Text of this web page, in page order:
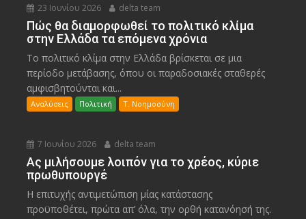
23 Ιουνίου 2026 delta team
Πώς θα διαμορφωθεί το πολιτικό κλίμα
στην Ελλάδα τα επόμενα χρόνια
Το πολιτικό κλίμα στην Ελλάδα βρίσκεται σε μια
περίοδο μετάβασης, όπου οι παραδοσιακές σταθερές
αμφισβητούνται και...
Αναλύσεις Πολιτική Τ. Νοημοσύνη
7 Ιουνίου 2026 delta team
Ας μιλήσουμε λοιπόν για το χρέος, κύριε
πρωθυπουργέ
Η επιτυχής αντιμετώπιση μίας κατάστασης
προϋποθέτει, πρώτα απ’ όλα, την ορθή κατανόησή της.